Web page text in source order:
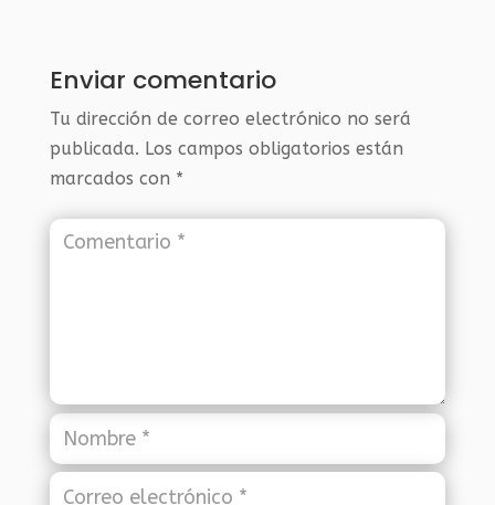
Enviar comentario
Tu dirección de correo electrónico no será
publicada. Los campos obligatorios están
marcados con *